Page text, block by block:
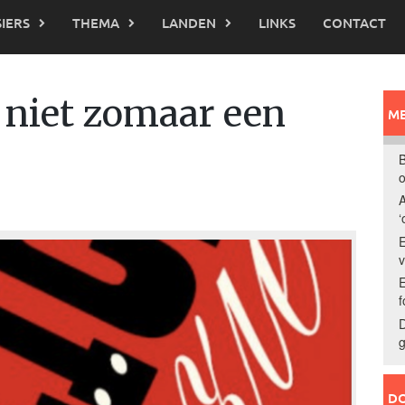
THEMA LANDEN LINKS CONTACT
zomaar een